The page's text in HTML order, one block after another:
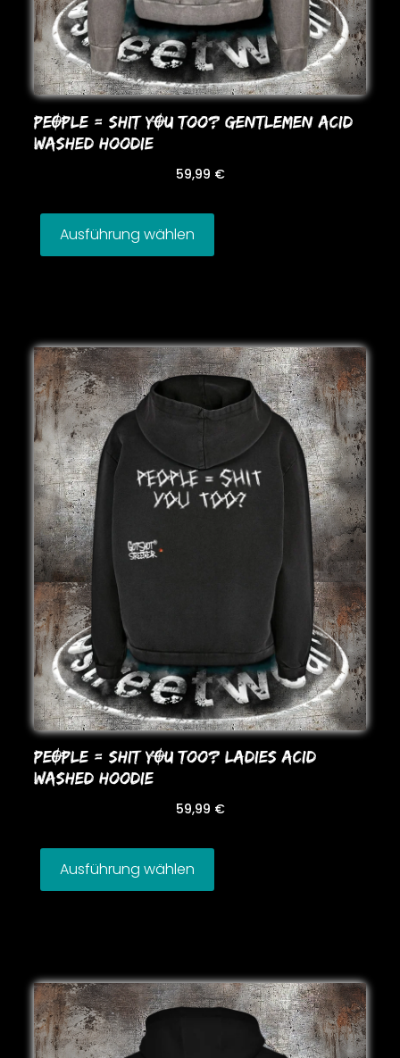
PEOPLE = SHIT YOU Too? GENTLEMEN ACID
WASHED HooDIE
59,99 €
Ausführung wählen
PEOPLE = SHIT YOU Too? LADIES ACID
WASHED HooDIE
59,99 €
Ausführung wählen